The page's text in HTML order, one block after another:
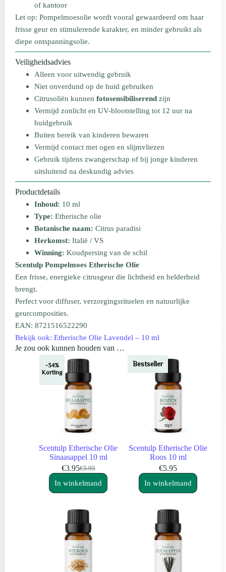
of kantoor
Let op: Pompelmoesolie wordt vooral gewaardeerd om haar
frisse geur en stimulerende karakter, en minder gebruikt als
diepe ontspanningsolie.
Veiligheidsadvies
Alleen voor uitwendig gebruik
Niet onverdund op de huid gebruiken
Citrusoliën kunnen fotosensibiliserend zijn
Vermijd zonlicht en UV-blootstelling tot 12 uur na
huidgebruik
Buiten bereik van kinderen bewaren
Vermijd contact met ogen en slijmvliezen
Gebruik tijdens zwangerschap of bij jonge kinderen
uitsluitend na deskundig advies
Productdetails
Inhoud: 10 ml
Type: Etherische olie
Botanische naam: Citrus paradisi
Herkomst: Italië / VS
Winning: Koudpersing van de schil
Scentulp Pompelmoes Etherische Olie
Een frisse, energieke citrusgeur die lichtheid en helderheid
brengt.
Perfect voor diffuser, verzorgingsrituelen en natuurlijke
geurcomposities.
EAN: 8721516522290
Bekijk ook: Etherische Olie Lavendel – 10 ml
Je zou ook kunnen houden van …
-34%
Korting
Scentulp Etherische Olie
Sinaasappel 10 ml
€5.95
Oorspronkelijke
prijs
€3.95Huidige
prijs
In winkelmand
Bestseller
Scentulp Etherische Olie
Roos 10 ml
€5.95
In winkelmand